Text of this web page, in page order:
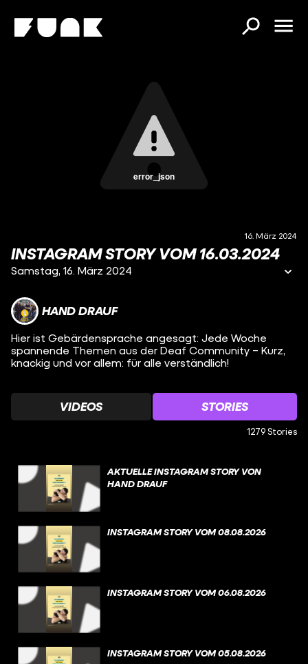
error_json
16. März 2024
INSTAGRAM STORY VOM 16.03.2024
Samstag, 16. März 2024
HAND DRAUF
Hier ist Gebärdensprache angesagt: Jede Woche
spannende Themen aus der Deaf Community – Kurz,
knackig und vor allem: für alle verständlich!
VIDEOS STORIES
1279 Stories
AKTUELLE INSTAGRAM STORY VON
HAND DRAUF
INSTAGRAM STORY VOM 08.08.2026
INSTAGRAM STORY VOM 06.08.2026
INSTAGRAM STORY VOM 05.08.2026